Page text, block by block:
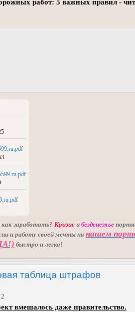
работ: 5 важных правил -
заработать? Кризис и безденежье
и работу своей мечты на нашем
быстро и легко!
таблица штрафов
вмешалось даже правительство.